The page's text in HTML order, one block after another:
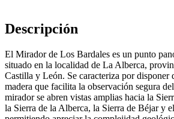
Descripción
El Mirador de Los Bardales es un punto
situado en la localidad de La Alberca,
Castilla y León. Se caracteriza por disponer
madera que facilita la observación segura
mirador se abren vistas amplias hacia la
la Sierra de la Alberca, la Sierra de Béjar y